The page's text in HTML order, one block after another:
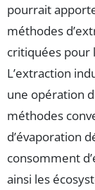
pourrait
méthodes
critiquées pour
L’extraction
une opération
méthodes
d’évaporation
consomment
ainsi les